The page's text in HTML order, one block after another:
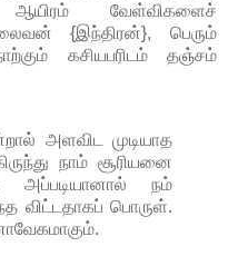
வேள்விகளைச்
{இந்திரன்}, பெரும்
கசியபரிடம் தஞ்சம்
அளவிட முடியாத
நாம் சூரியனை
அப்படியானால் நம்
விட்டதாகப் பொருள்.